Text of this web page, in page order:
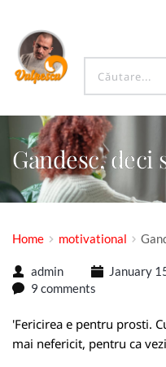
Gandesc,
Home motivational
admin January
9 comments
'Fericirea e pentru prosti.
mai nefericit, pentru ca